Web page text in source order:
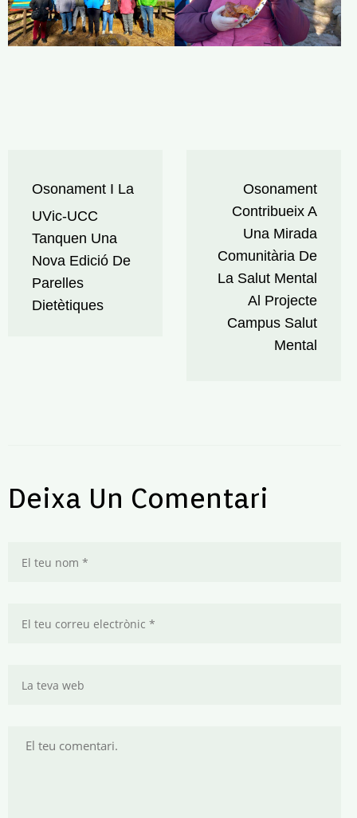
d'entrades
Osonament I La
UVic-UCC
Tanquen Una
Nova Edició De
Parelles
Dietètiques
Osonament
Contribueix A
Una Mirada
Comunitària De
La Salut Mental
Al Projecte
Campus Salut
Mental
Deixa Un Comentari